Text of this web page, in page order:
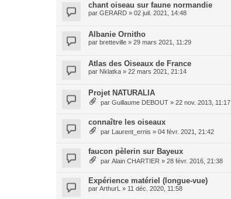
chant oiseau sur faune normandie
par GERARD » 02 juil. 2021, 14:48
Albanie Ornitho
par bretteville » 29 mars 2021, 11:29
Atlas des Oiseaux de France
par Nklatka » 22 mars 2021, 21:14
Projet NATURALIA
par Guillaume DEBOUT » 22 nov. 2013, 11:17
connaître les oiseaux
par Laurent_ernis » 04 févr. 2021, 21:42
faucon pèlerin sur Bayeux
par Alain CHARTIER » 28 févr. 2016, 21:38
Expérience matériel (longue-vue)
par ArthurL » 11 déc. 2020, 11:58